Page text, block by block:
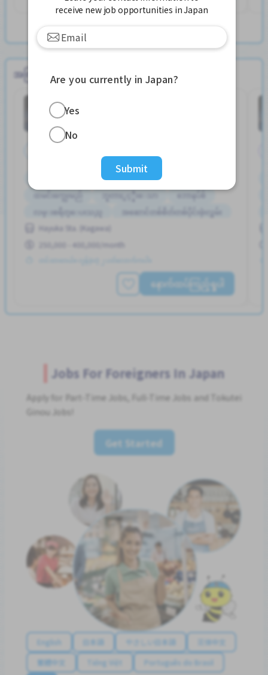
View more ရုံး jobs
အကြံပြုအလုပ်များ
စက္ဘီးထားရန္ေနရာရွိျခင္း
ဘူတာႏွင့္နီးေသာ
လမ္းစရိတ္ေပးသည္
အဆောင်တစ်စိတ်တစ်ပိုင်းဖုံးလွှမ်း
အမျိုးသမီး ပို၍လိုလားသည်
Hayuka Sta. (Kagawa)
250,000 - 400,000/month
နောက်ထပ်ကြည့်ရှုပါ
Jobs For Foreigners In Japan
Apply for Part-Time Jobs, Full-Time Jobs and Tokutei
Ginou Jobs!
Get Started
English 日本語 やさしい日本語
简体中文
繁體中文
Tiếng Việt
Português do Brasil
receive new job opportunities in Japan
Are you currently in Japan?
Yes
No
Submit